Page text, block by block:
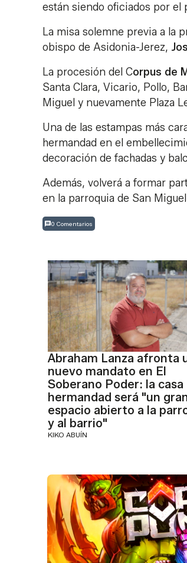
están siendo oficiados por el
La misa solemne previa a la
obispo de Asidonia-Jerez,
La procesión del Corpus de
Santa Clara, Vicario, Pollo,
Miguel y nuevamente Plaza
Una de las estampas más
hermandad en el
decoración de fachadas y
Además, volverá a formar
en la parroquia de San
0 Comentarios
Abraham Lanza afronta
nuevo mandato en El
Soberano Poder: la casa
hermandad será "un
espacio abierto a la
y al barrio"
KIKO ABUÍN